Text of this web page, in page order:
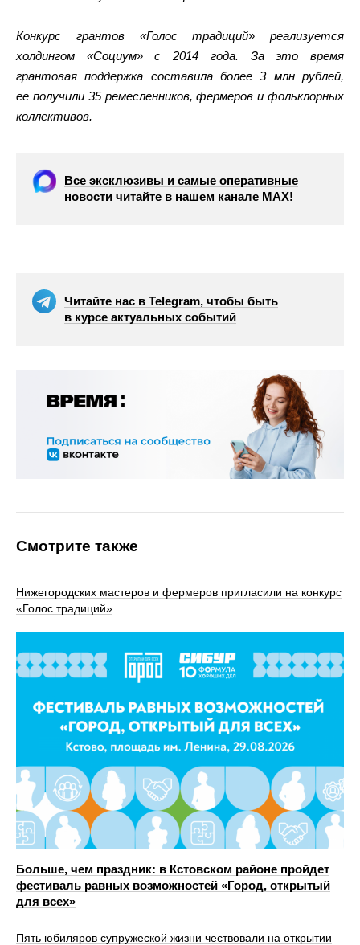
Конкурс грантов «Голос традиций» реализуется
холдингом «Социум» с 2014 года. За это время
грантовая поддержка составила более 3 млн рублей,
ее получили 35 ремесленников, фермеров и фольклорных
коллективов.
Все эксклюзивы и самые оперативные
новости читайте в нашем канале МАХ!
Читайте нас в Telegram, чтобы быть
в курсе актуальных событий
Смотрите также
Нижегородских мастеров и фермеров пригласили на конкурс
«Голос традиций»
Больше, чем праздник: в Кстовском районе пройдет
фестиваль равных возможностей «Город, открытый
для всех»
Пять юбиляров супружеской жизни чествовали на открытии